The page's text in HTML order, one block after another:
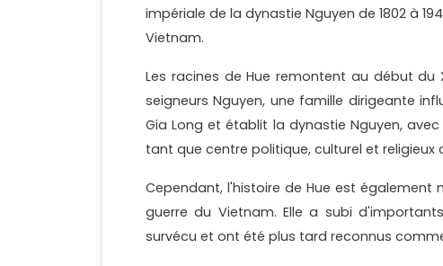
impériale de la dynastie Nguyen de 1802 à
Vietnam.
Les racines de Hue remontent au début du
seigneurs Nguyen, une famille dirigeante
Gia Long et établit la dynastie Nguyen,
tant que centre politique, culturel et religieux
Cependant, l'histoire de Hue est
guerre du Vietnam. Elle a subi
survécu et ont été plus tard reconnus